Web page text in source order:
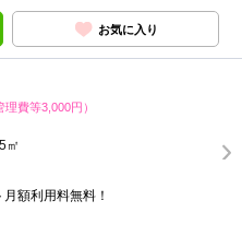
お気に入り
理費等3,000円）
㎡
額利用料無料！